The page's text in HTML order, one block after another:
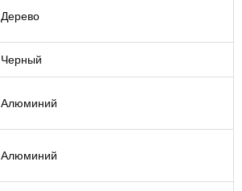
Дерево
Черный
Алюминий
Алюминий